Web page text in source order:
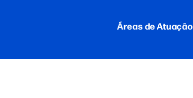
Áreas de Atuação